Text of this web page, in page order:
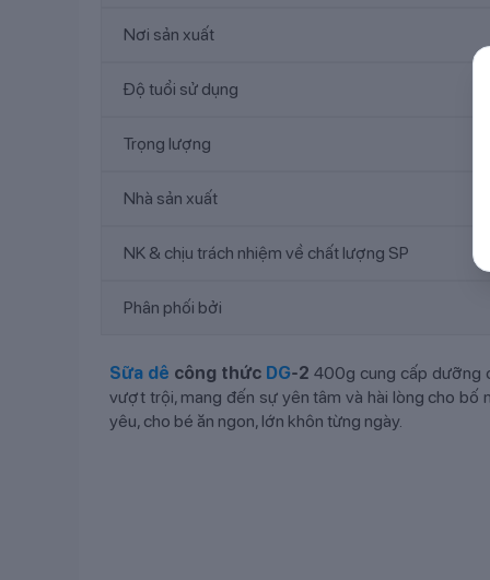
Nơi sản xuất
Độ tuổi sử dụng
Trọng lượng
Nhà sản xuất
NK & chịu trách nhiệm về chất lượng SP
Phân phối bởi
Sữa dê công thức DG-2 400g cung cấp dưỡng
vượt trội, mang đến sự yên tâm và hài lòng cho bố
yêu, cho bé ăn ngon, lớn khôn từng ngày.